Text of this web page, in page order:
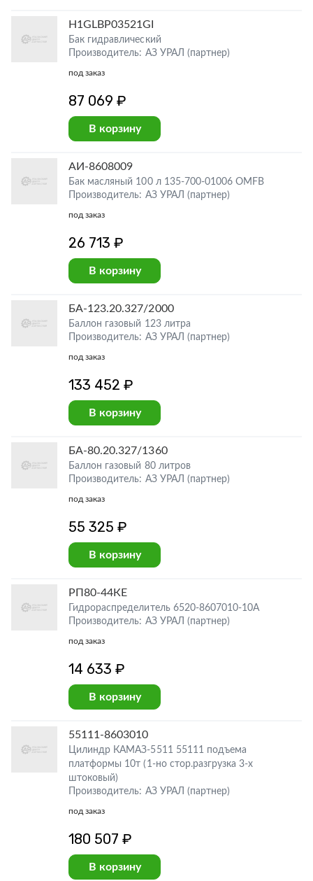
H1GLBP03521GI
Бак гидравлический
Производитель: АЗ УРАЛ (партнер)
под заказ
87 069 ₽
В корзину
АИ-8608009
Бак масляный 100 л 135-700-01006 OMFB
Производитель: АЗ УРАЛ (партнер)
под заказ
26 713 ₽
В корзину
БА-123.20.327/2000
Баллон газовый 123 литра
Производитель: АЗ УРАЛ (партнер)
под заказ
133 452 ₽
В корзину
БА-80.20.327/1360
Баллон газовый 80 литров
Производитель: АЗ УРАЛ (партнер)
под заказ
55 325 ₽
В корзину
РП80-44КЕ
Гидрораспределитель 6520-8607010-10А
Производитель: АЗ УРАЛ (партнер)
под заказ
14 633 ₽
В корзину
55111-8603010
Цилиндр КАМАЗ-5511 55111 подъема
платформы 10т (1-но стор.разгрузка 3-х
штоковый)
Производитель: АЗ УРАЛ (партнер)
под заказ
180 507 ₽
В корзину